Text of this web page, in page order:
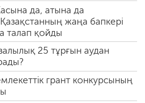
да, атына да
жаңа бапкері
талап қойды
25 тұрғын аудан
грант конкурсының